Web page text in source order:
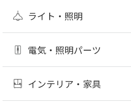
ライト・照明
電気・照明パーツ
インテリア・家具